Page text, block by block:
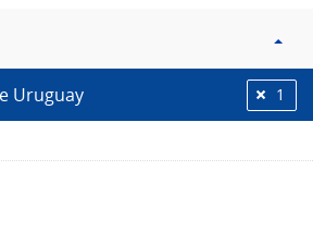
Uruguay 1